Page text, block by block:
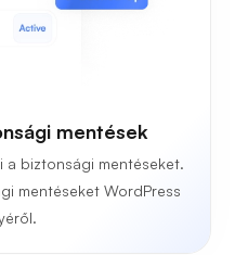
mentések
a biztonsági mentéseket.
mentéseket WordPress